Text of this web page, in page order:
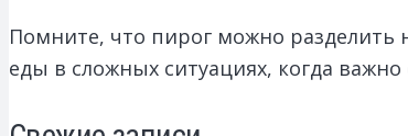
Помните, что пирог можно разделить
еды в сложных ситуациях, когда